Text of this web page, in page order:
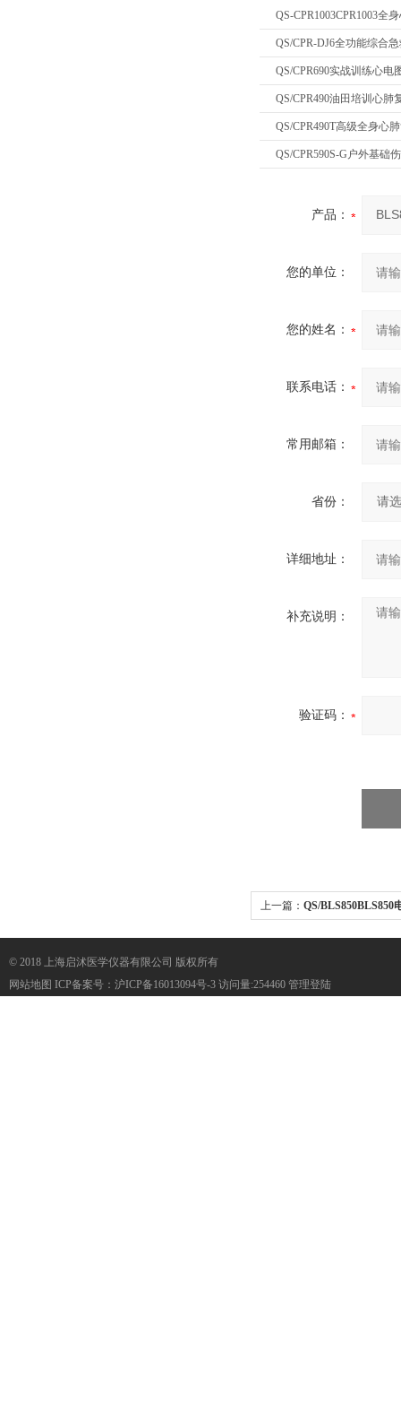
QS-CPR1003CPR1003全
QS/CPR-DJ6全功能综合
QS/CPR690实战训练心电
QS/CPR490油田培训心肺
QS/CPR490T高级全身心
QS/CPR590S-G户外基础
产品：
您的单位：
您的姓名：
联系电话：
常用邮箱：
省份：
详细地址：
补充说明：
验证码：
上一篇： QS/BLS850BLS850
© 2018 上海启沭医学仪器有限公司 版权所有
网站地图 ICP备案号： 沪ICP备16013094号-3 访问量:254460 管理登陆